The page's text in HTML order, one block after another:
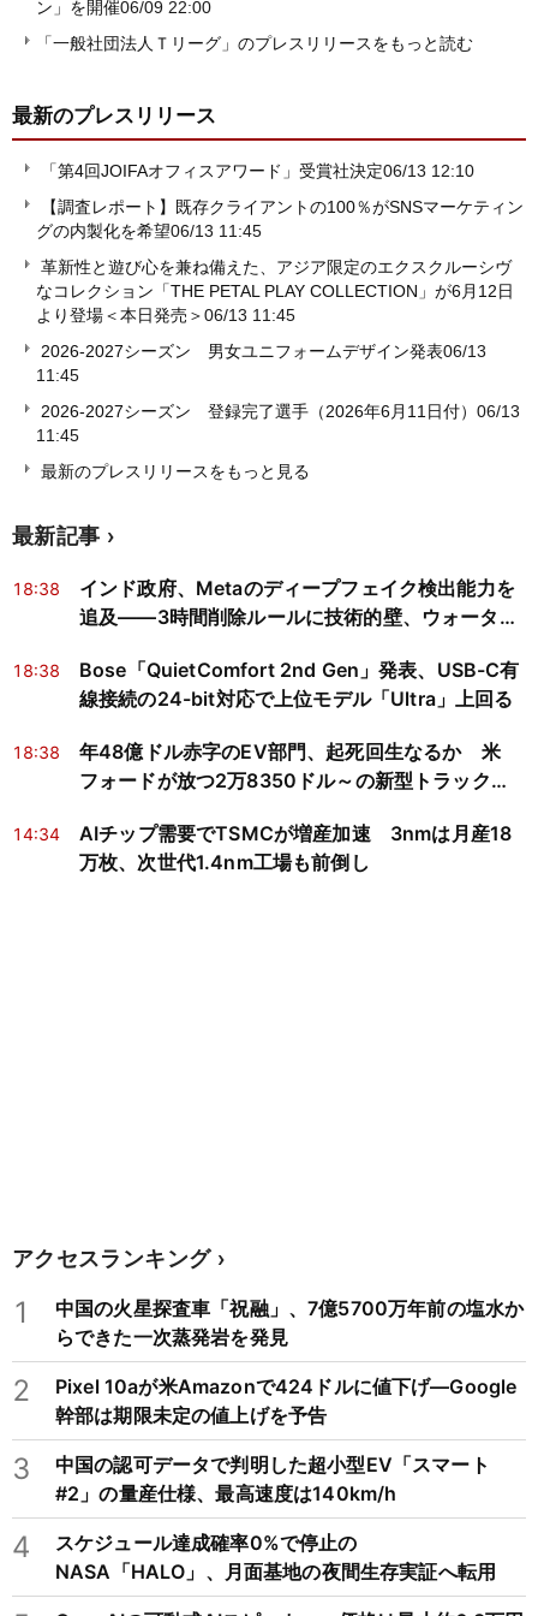
ン」を開催06/09 22:00
「一般社団法人Ｔリーグ」のプレスリリースをもっと読む
最新のプレスリリース
「第4回JOIFAオフィスアワード」受賞社決定06/13 12:10
【調査レポート】既存クライアントの100％がSNSマーケティン
グの内製化を希望06/13 11:45
革新性と遊び心を兼ね備えた、アジア限定のエクスクルーシヴ
なコレクション「THE PETAL PLAY COLLECTION」が6月12日
より登場＜本日発売＞06/13 11:45
2026-2027シーズン 男女ユニフォームデザイン発表06/13
11:45
2026-2027シーズン 登録完了選手（2026年6月11日付） 06/13
11:45
最新のプレスリリースをもっと見る
最新記事
18:38
インド政府、Metaのディープフェイク検出能力を
追及——3時間削除ルールに技術的壁、ウォーター
18:38
Bose「QuietComfort 2nd Gen」発表、USB-C有
線接続の24-bit対応で上位モデル「Ultra」上回る
18:38
年48億ドル赤字のEV部門、起死回生なるか 米
フォードが放つ2万8350ドル～の新型トラック
14:34
AIチップ需要でTSMCが増産加速 3nmは月産18
万枚、次世代1.4nm工場も前倒し
アクセスランキング
1
中国の火星探査車「祝融」、7億5700万年前の塩水か
らできた一次蒸発岩を発見
2
Pixel 10aが米Amazonで424ドルに値下げ―Google
幹部は期限未定の値上げを予告
3
中国の認可データで判明した超小型EV「スマート
#2」の量産仕様、最高速度は140km/h
4
スケジュール達成確率0%で停止の
NASA「HALO」、月面基地の夜間生存実証へ転用